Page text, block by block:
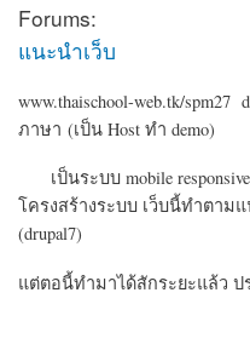
Forums:
แนะนำเว็บ
www.thaischool-web.tk/spm27
ภาษา (เป็น Host ทำ demo)
เป็นระบบ mobile
โครงสร้างระบบ เว็บนี้ทำตามแ
(drupal7)
แต่ตอนี้ทำมาได้สักระยะแล้ว
about Drupal 8 ระบบเ